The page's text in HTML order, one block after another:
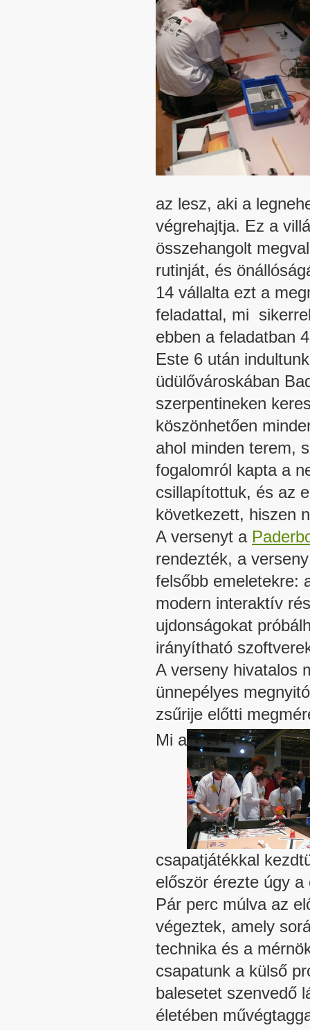
az lesz, aki a
végrehajtja. Ez a
összehangolt
rutinját, és
14 vállalta ezt a
feladattal, mi
ebben a feladatban
Este 6 után
üdülővároskában
szerpentineken
köszönhetően
ahol minden terem,
fogalomról kapta a
csillapítottuk, és az
következett, hiszen
A versenyt a
rendezték, a
felsőbb emeletekre:
modern interaktív
ujdonságokat
irányítható
A verseny hivatalos
ünnepélyes
zsűrije előtti
Mi a
csapatjátékkal
először érezte úgy
Pár perc múlva az
végeztek, amely
technika és a
csapatunk a külső
balesetet szenvedő
életében